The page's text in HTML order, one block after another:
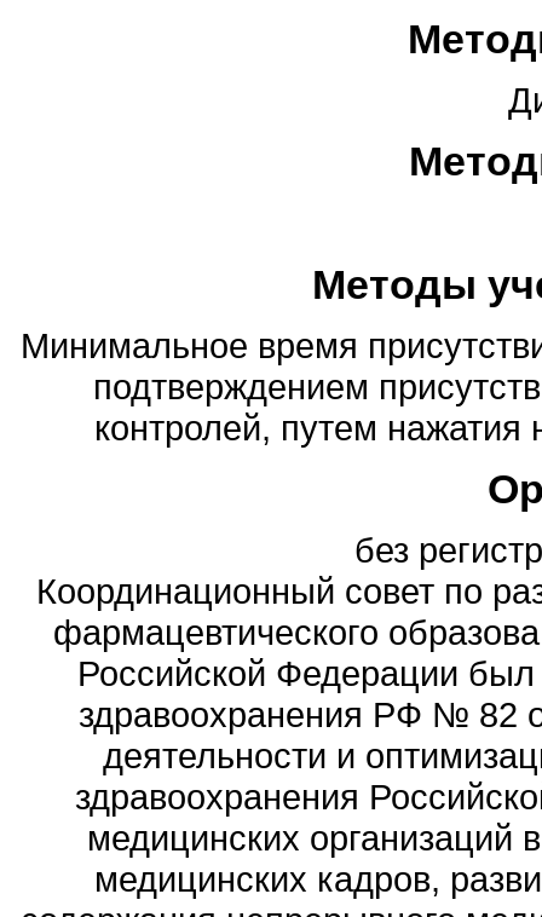
Методы
Минимальное время
подтверждением
контролей, путем
без
Координационный совет по
фармацевтического
Российской Федерации
здравоохранения РФ № 82
деятельности и
здравоохранения
медицинских
медицинских кадров,